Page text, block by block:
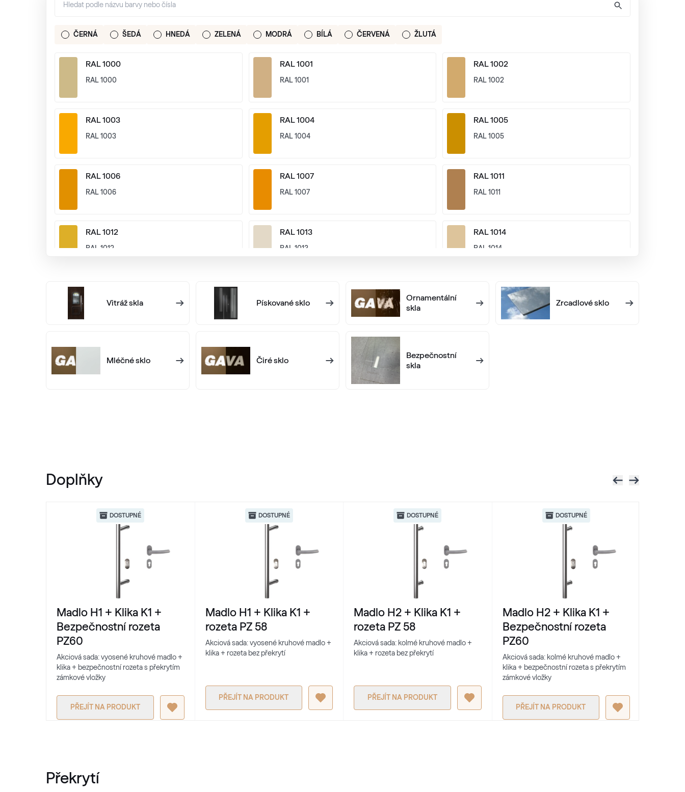
ČERNÁ ŠEDÁ HNEDÁ ZELENÁ MODRÁ BÍLÁ ČERVENÁ ŽLUTÁ
RAL 1000
RAL 1000
RAL 1001
RAL 1001
RAL 1002
RAL 1002
RAL 1003
RAL 1003
RAL 1004
RAL 1004
RAL 1005
RAL 1005
RAL 1006
RAL 1006
RAL 1007
RAL 1007
RAL 1011
RAL 1011
RAL 1012
RAL 1012
RAL 1013
RAL 1013
RAL 1014
RAL 1014
RAL 1015 RAL 1016
RAL 1017
RAL 1017
RAL 1018 RAL 1019 RAL 1020
RAL 1026
RAL 1032 RAL 1033
RAL 1036
RAL 2000
RAL 2001
RAL 2002
RAL 2002
RAL 2003
RAL 2003 RAL 2004
RAL 2005
RAL 2005
Vitráž skla Pískované sklo
Ornamentální
skla
Zrcadlové sklo
Mléčné sklo Čiré sklo
Bezpečnostní
skla
Doplňky
DOSTUPNÉ
Madlo H1 + Klika K1 +
Bezpečnostní rozeta
PZ60
Akciová sada: vyosené kruhové madlo +
klika + bezpečnostní rozeta s překrytím
zámkové vložky
PŘEJÍT NA PRODUKT
DOSTUPNÉ
Madlo H1 + Klika K1 +
rozeta PZ 58
Akciová sada: vyosené kruhové madlo +
klika + rozeta bez překrytí
PŘEJÍT NA PRODUKT
DOSTUPNÉ
Madlo H2 + Klika K1 +
rozeta PZ 58
Akciová sada: kolmé kruhové madlo +
klika + rozeta bez překrytí
PŘEJÍT NA PRODUKT
DOSTUPNÉ
Madlo H2 + Klika K1 +
Bezpečnostní rozeta
PZ60
Akciová sada: kolmé kruhové madlo +
klika + bezpečnostní rozeta s překrytím
zámkové vložky
PŘEJÍT NA PRODUKT
Překrytí